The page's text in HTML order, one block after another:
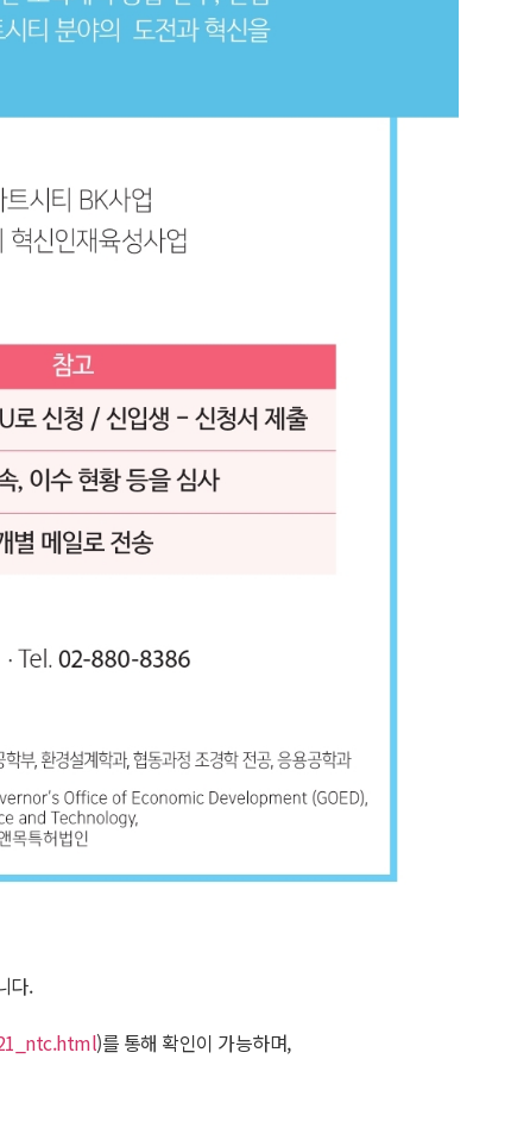
다.
)를 통해 확인이 가능하며,